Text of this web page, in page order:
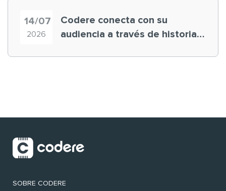
14/07
2026
Codere conecta con su
audiencia a través de historias
SOBRE CODERE